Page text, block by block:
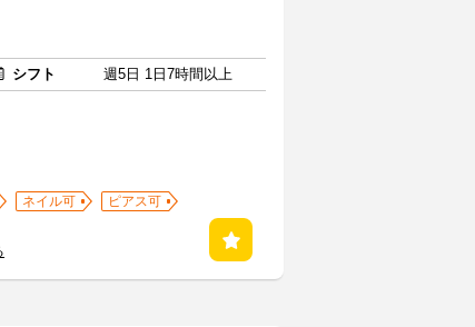
シフト
週5日 1日7時間以上
ネイル可
ピアス可